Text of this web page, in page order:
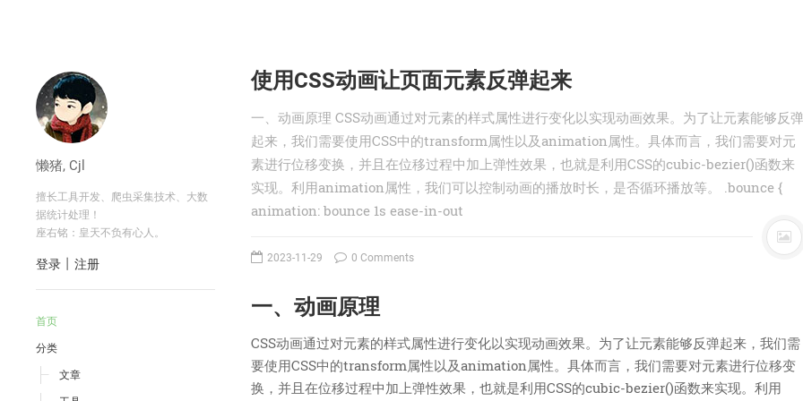
懒猪, Cjl
擅长工具开发、爬虫采集技术、大数
据统计处理！
座右铭：皇天不负有心人。
登录 注册
首页
分类
文章
使用CSS动画让页面元素反弹起来
一、动画原理 CSS动画通过对元素的样式属性进行变化以实现动画效果。为了让元素能够反弹
起来，我们需要使用CSS中的transform属性以及animation属性。具体而言，我们需要对元
素进行位移变换，并且在位移过程中加上弹性效果，也就是利用CSS的cubic-bezier()函数来
实现。利用animation属性，我们可以控制动画的播放时长，是否循环播放等。 .bounce {
animation: bounce 1s ease-in-out
2023-11-29 0 Comments
一、动画原理
CSS动画通过对元素的样式属性进行变化以实现动画效果。为了让元素能够反弹起来，我们需
要使用CSS中的transform属性以及animation属性。具体而言，我们需要对元素进行位移变
换，并且在位移过程中加上弹性效果，也就是利用CSS的cubic-bezier()函数来实现。利用